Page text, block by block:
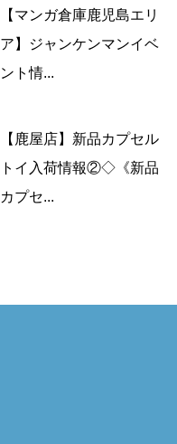
【マンガ倉庫鹿児島エリ
ア】ジャンケンマンイベ
ント情...
【鹿屋店】新品カプセル
トイ入荷情報②◇《新品
カプセ...